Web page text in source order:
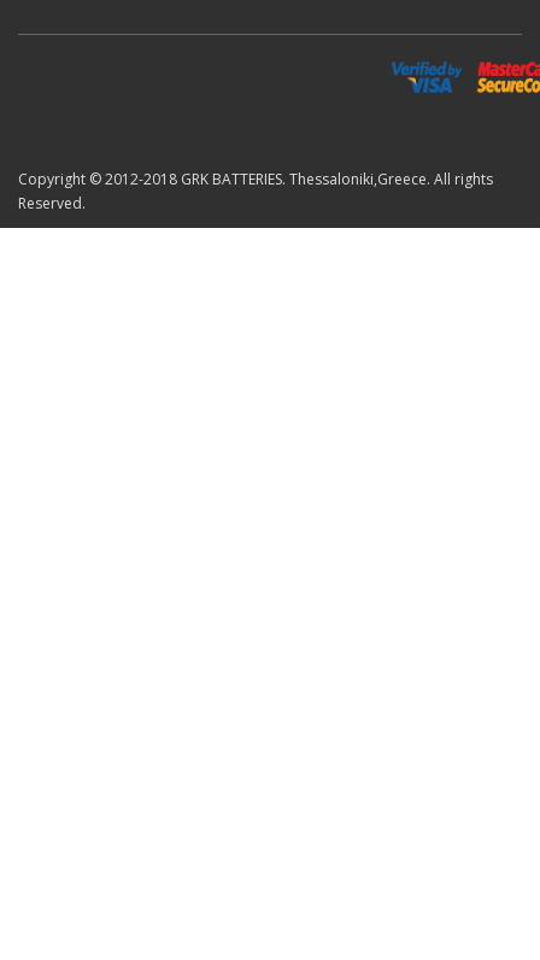
Copyright © 2012-2018 GRK BATTERIES. Thessaloniki,Greece. All rights
Reserved.